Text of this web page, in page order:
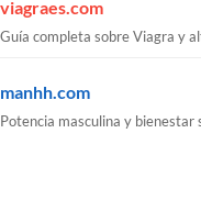
viagraes.com
Guía completa sobre Viagra y
manhh.com
Potencia masculina y bienestar